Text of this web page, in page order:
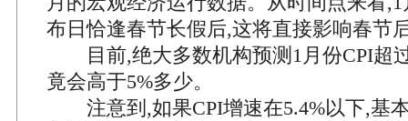
布日恰逢春节长假后,这将直接影响春节
目前,绝大多数机构预测1月份CPI超
竟会高于5%多少。
注意到,如果CPI增速在5.4%以下,基